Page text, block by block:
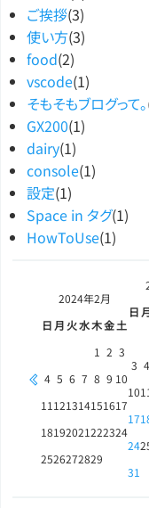
ご挨拶(3)
使い方(3)
food(2)
vscode(1)
そもそもブログって。
GX200(1)
dairy(1)
console(1)
設定(1)
Space in タグ(1)
HowToUse(1)
2024年2月
日 月 火水木金土
1 2 3
4 5 6 7 8 9 10
11 121314151617
18192021222324
2526272829
日
3 4
1011
17
24
31